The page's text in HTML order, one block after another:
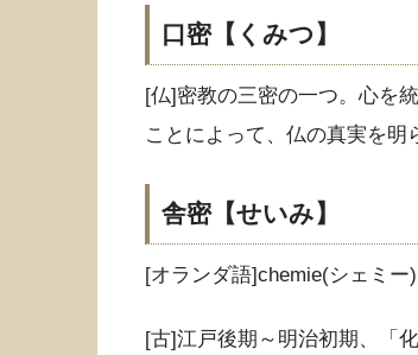
口密【くみつ】
[仏]密教の三密の一つ。心を
ことによって、仏の真実を明
舎密【せいみ】
[オランダ語]chemie(シェミー)
[古]江戸後期～明治初期、「